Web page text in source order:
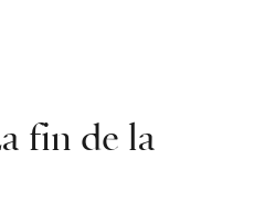
fin de la